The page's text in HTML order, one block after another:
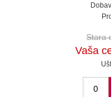
Stara
Vaša